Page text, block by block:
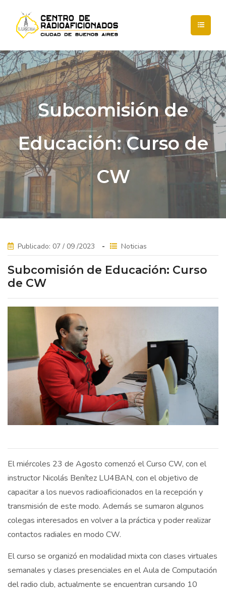
Subcomisión de
Educación: Curso de
CW
Publicado: 07 / 09 /2023 Noticias
Subcomisión de Educación: Curso
de CW
El miércoles 23 de Agosto comenzó el Curso CW, con el
instructor Nicolás Benítez LU4BAN, con el objetivo de
capacitar a los nuevos radioaficionados en la recepción y
transmisión de este modo. Además se sumaron algunos
colegas interesados en volver a la práctica y poder realizar
contactos radiales en modo CW.
El curso se organizó en modalidad mixta con clases virtuales
semanales y clases presenciales en el Aula de Computación
del radio club, actualmente se encuentran cursando 10